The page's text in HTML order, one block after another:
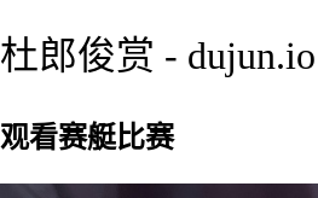
杜郎俊赏 - dujun.io
观看赛艇比赛